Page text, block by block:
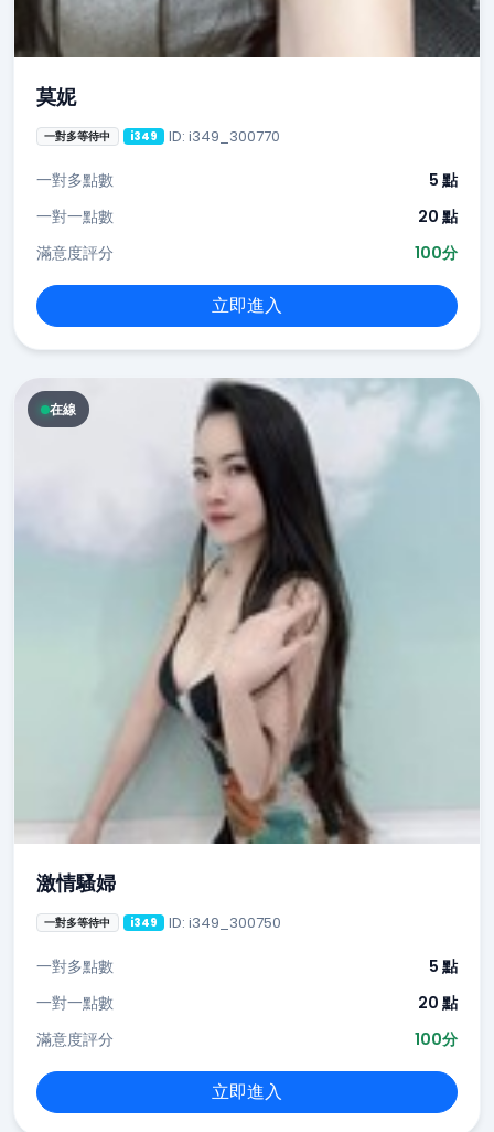
莫妮
一對多等待中 i349 ID: i349_300770
一對多點數
5 點
一對一點數
20 點
滿意度評分
100分
立即進入
在線
激情騷婦
一對多等待中 i349 ID: i349_300750
一對多點數
5 點
一對一點數
20 點
滿意度評分
100分
立即進入